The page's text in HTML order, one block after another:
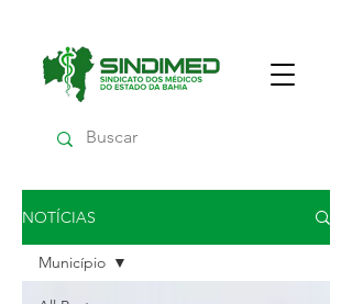
NOTÍCIAS
Município